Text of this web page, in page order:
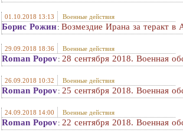
01.10.2018 13:13 Военные действия
Борис Рожин: Возмездие Ирана за теракт в
29.09.2018 18:36 Военные действия
Roman Popov: 28 сентября 2018. Военная
26.09.2018 10:32 Военные действия
Roman Popov: 25 сентября 2018. Военная
24.09.2018 14:00 Военные действия
Roman Popov: 22 сентября 2018. Военная